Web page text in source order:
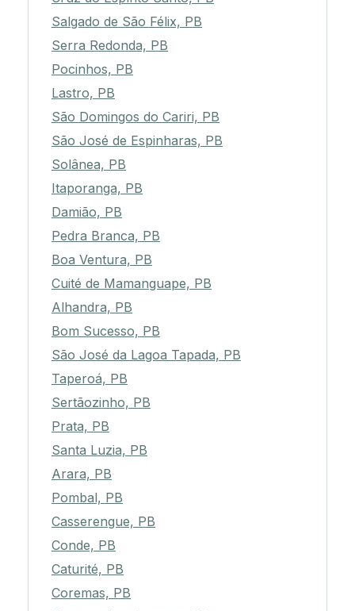
Salgado de São Félix, PB
Serra Redonda, PB
Pocinhos, PB
Lastro, PB
São Domingos do Cariri, PB
São José de Espinharas, PB
Solânea, PB
Itaporanga, PB
Damião, PB
Pedra Branca, PB
Boa Ventura, PB
Cuité de Mamanguape, PB
Alhandra, PB
Bom Sucesso, PB
São José da Lagoa Tapada, PB
Taperoá, PB
Sertãozinho, PB
Prata, PB
Santa Luzia, PB
Arara, PB
Pombal, PB
Casserengue, PB
Conde, PB
Caturité, PB
Coremas, PB